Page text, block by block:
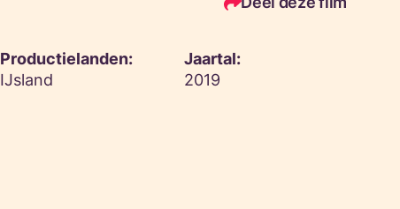
Productielanden:
IJsland
Jaartal:
2019